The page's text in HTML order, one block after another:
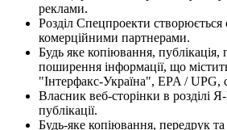
реклами.
Розділ Спецпроекти створюється
комерційними партнерами.
Будь яке копіювання,
поширення інформації, що
"Інтерфакс-Україна", EPA / UPG,
Власник веб-сторінки в розділі
публікації.
Будь-яке копіювання, передрук та